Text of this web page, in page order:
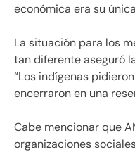
económica era su
La situación para los
tan diferente aseguró
“Los indígenas
encerraron en una
Cabe mencionar que
organizaciones